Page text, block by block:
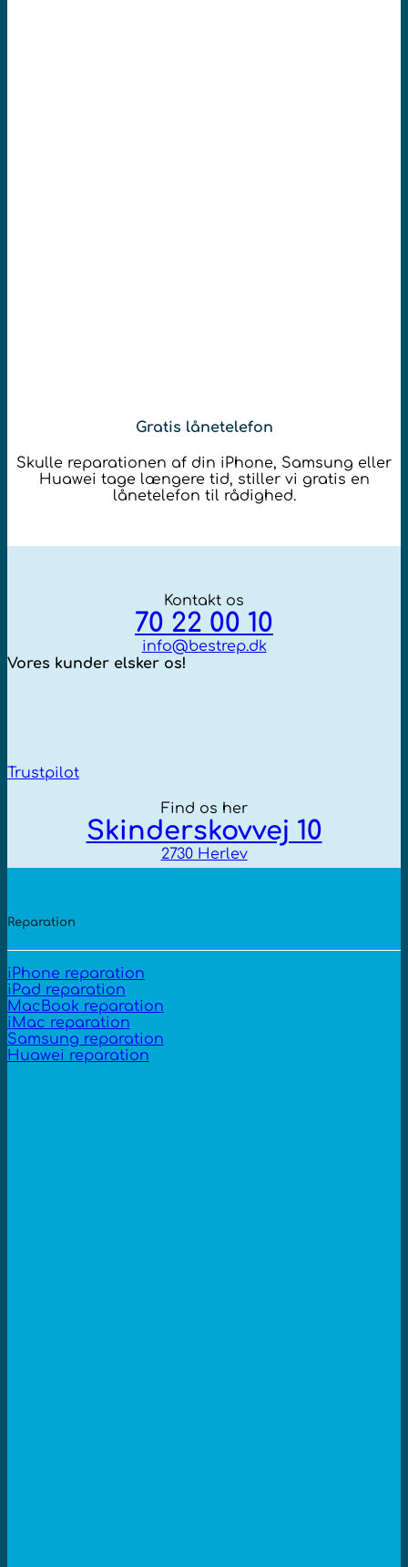
Gratis lånetelefon
Skulle reparationen af din iPhone, Samsung eller
Huawei tage længere tid, stiller vi gratis en
lånetelefon til rådighed.
Kontakt os
70 22 00 10
info@bestrep.dk
Vores kunder elsker os!
Trustpilot
Find os her
Skinderskovvej 10
2730 Herlev
Reparation
iPhone reparation
iPad reparation
MacBook reparation
iMac reparation
Samsung reparation
Huawei reparation